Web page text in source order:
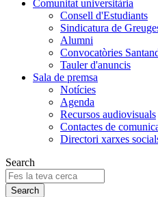
Comunitat universitària
Consell d'Estudiants
Sindicatura de
Alumni
Convocatòries
Tauler d'anuncis
Sala de premsa
Notícies
Agenda
Recursos audiovisuals
Contactes de
Directori xarxes
Search